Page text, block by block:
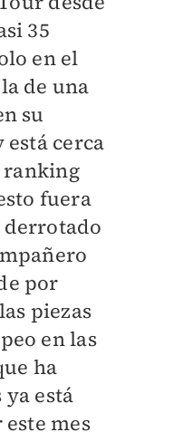
35
en el
de una
su
cerca
ranking
fuera
derrotado
por
piezas
en las
ha
está
mes